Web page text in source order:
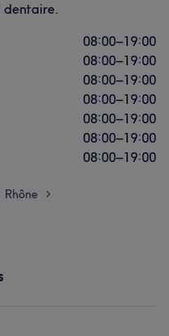
dentaire.
08:00–19:00
08:00–19:00
08:00–19:00
08:00–19:00
08:00–19:00
08:00–19:00
08:00–19:00
Rhône >